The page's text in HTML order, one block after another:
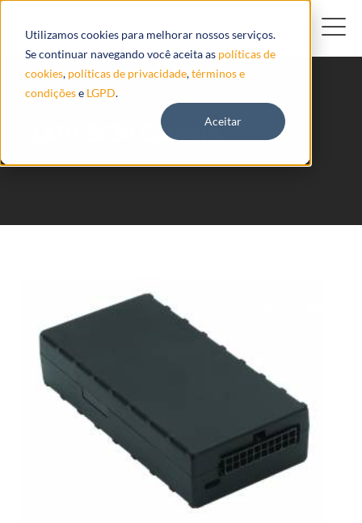
Utilizamos cookies para melhorar nossos serviços.
Se continuar navegando você aceita as políticas de
cookies, políticas de privacidade,términos e
condiçõese LGPD.
Aceitar
LMU 2630 Calamp